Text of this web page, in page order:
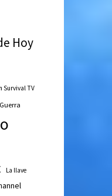
Hoy
Survival TV
La llave